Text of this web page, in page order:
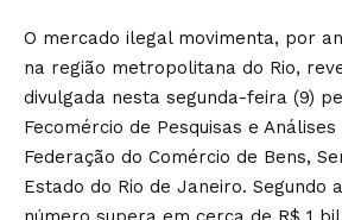
O mercado ilegal movimenta, por
na região metropolitana do Rio,
divulgada nesta segunda-feira (9)
Fecomércio de Pesquisas e Análises
Federação do Comércio de Bens,
Estado do Rio de Janeiro. Segundo